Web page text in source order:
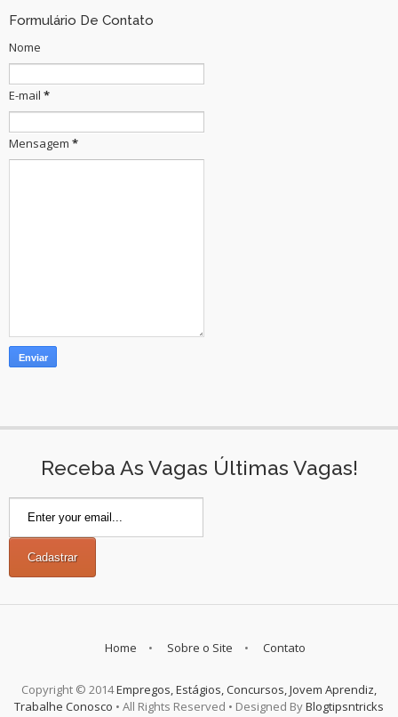
Formulário De Contato
Nome
E-mail *
Mensagem *
Receba As Vagas Últimas Vagas!
Home Sobre o Site Contato
Copyright © 2014Empregos, Estágios, Concursos, Jovem Aprendiz,
Trabalhe Conosco • All Rights Reserved • Designed ByBlogtipsntricks